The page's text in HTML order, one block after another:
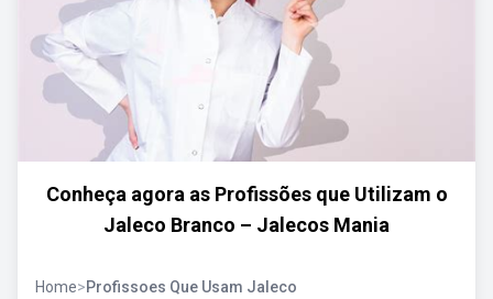
Conheça agora as Profissões que Utilizam o
Jaleco Branco – Jalecos Mania
Home>Profissoes Que Usam Jaleco